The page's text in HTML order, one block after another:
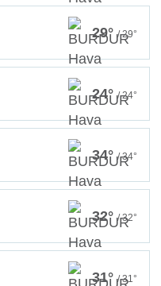
29°/ 29°
24°/ 24°
34°/ 34°
32°/ 32°
31°/ 31°